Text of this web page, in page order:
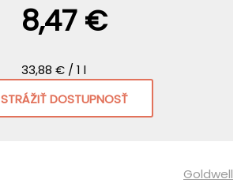
8,47 €
33,88 € / 1 l
STRÁŽIŤ DOSTUPNOSŤ
Goldwell